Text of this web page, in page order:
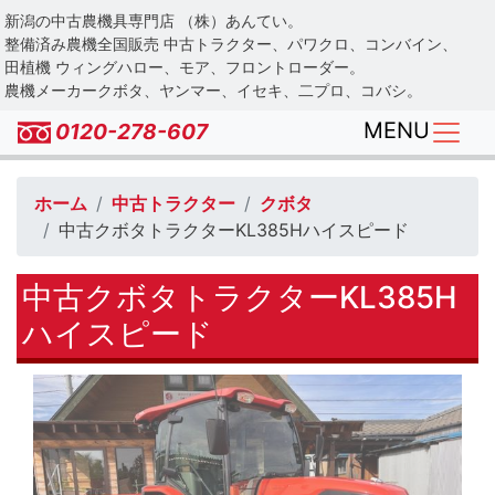
Skip
to
main
content
新潟の中古農機具専門店 （株）あんてい。
整備済み農機全国販売 中古トラクター、パワクロ、コンバイン、
田植機 ウィングハロー、モア、フロントローダー。
農機メーカークボタ、ヤンマー、イセキ、二プロ、コバシ。
0120-278-607 MENU
ホーム 中古トラクター
クボタ
中古クボタトラクターKL385Hハイスピード
中古クボタトラクターKL385H
ハイスピード